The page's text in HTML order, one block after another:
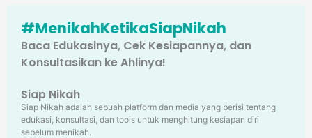
#MenikahKetikaSiapNikah
Baca Edukasinya, Cek Kesiapannya, dan
Konsultasikan ke Ahlinya!
Siap Nikah
Siap Nikah adalah sebuah platform dan media yang berisi tentang
edukasi, konsultasi, dan tools untuk menghitung kesiapan diri
sebelum menikah.